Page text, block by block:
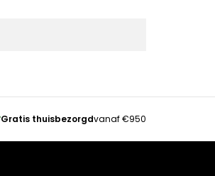
Gratis thuisbezorgdvanaf €950